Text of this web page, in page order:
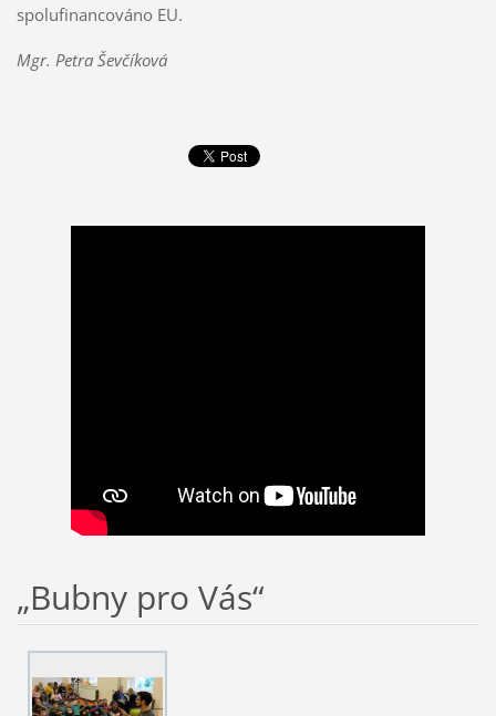
spolufinancováno EU.
Mgr. Petra Ševčíková
„Bubny pro Vás“